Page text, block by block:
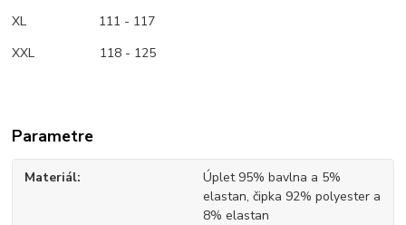
XL 111 - 117
XXL 118 - 125
Parametre
Materiál
Úplet 95% bavlna a 5%
elastan, čipka 92% polyester a
8% elastan